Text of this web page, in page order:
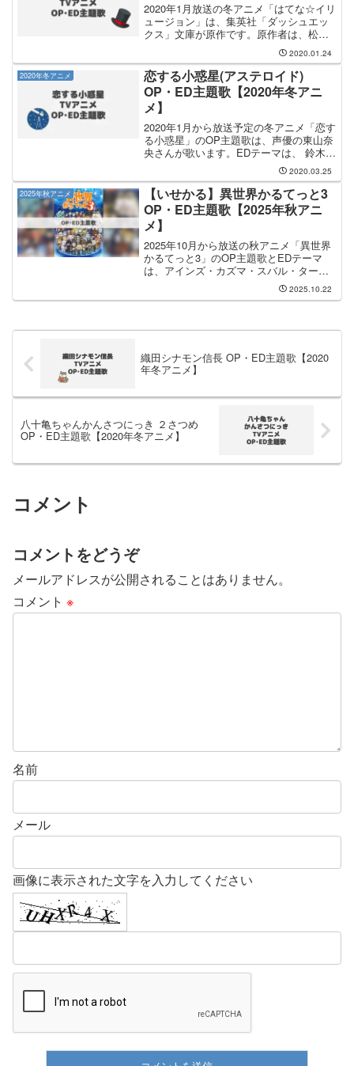
2020年1月放送の冬アニメ「はてな☆イリ
ュージョン」は、集英社「ダッシュエッ
クス」文庫が原作です。原作者は、松智
洋と矢吹健太朗の2人で「迷い猫オーバー
ラン!」を思い出させるタッグとなりま
す。OP主題歌は Liyuu さんが担当し、タ
イトル...
2020.01.24
2020年冬アニメ
恋する小惑星(アステロイド)
OP・ED主題歌【2020年冬アニ
メ】
2020年1月から放送予定の冬アニメ「恋す
る小惑星」のOP主題歌は、声優の東山奈
央さんが歌います。EDテーマは、 鈴木み
のりさんが担当します。鈴木みのりさん
がTVアニメの楽曲を担当するのは、2019
年夏アニメ「手品先輩」のOP主題歌「ダ
メハダメ」ぶりになります。
2020.03.25
2025年秋アニメ
【いせかる】異世界かるてっと3
OP・ED主題歌【2025年秋アニ
メ】
2025年10月から放送の秋アニメ「異世界
かるてっと3」のOP主題歌とEDテーマ
は、アインズ・カズマ・スバル・ターニ
ャ さんと 鈴木このみ、伊東歌詞太郎 さ
んが担当します。OP主題歌は アイン
2025.10.22
織田シナモン信長 OP・ED主題歌【2020
年冬アニメ】
八十亀ちゃんかんさつにっき ２さつめ
OP・ED主題歌【2020年冬アニメ】
コメント
コメントをどうぞ
メールアドレスが公開されることはありません。
コメント ※
名前
メール
画像に表示された文字を入力してください